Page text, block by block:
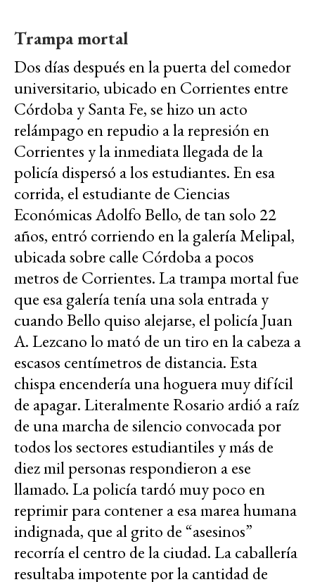
Trampa mortal
Dos días después en la puerta del comedor
universitario, ubicado en Corrientes entre
Córdoba y Santa Fe, se hizo un acto
relámpago en repudio a la represión en
Corrientes y la inmediata llegada de la
policía dispersó a los estudiantes. En esa
corrida, el estudiante de Ciencias
Económicas Adolfo Bello, de tan solo 22
años, entró corriendo en la galería Melipal,
ubicada sobre calle Córdoba a pocos
metros de Corrientes. La trampa mortal fue
que esa galería tenía una sola entrada y
cuando Bello quiso alejarse, el policía Juan
A. Lezcano lo mató de un tiro en la cabeza a
escasos centímetros de distancia. Esta
chispa encendería una hoguera muy difícil
de apagar. Literalmente Rosario ardió a raíz
de una marcha de silencio convocada por
todos los sectores estudiantiles y más de
diez mil personas respondieron a ese
llamado. La policía tardó muy poco en
reprimir para contener a esa marea humana
indignada, que al grito de “asesinos”
recorría el centro de la ciudad. La caballería
resultaba impotente por la cantidad de